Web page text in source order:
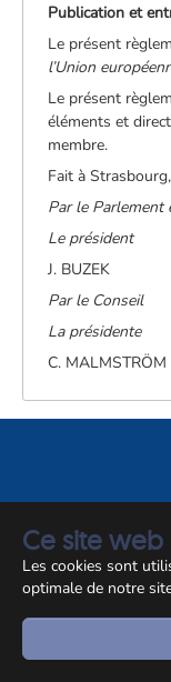
Ce site web
Les cookies sont
optimale de notre
Publication et
Le présent
l’Union
Le présent
éléments et
membre.
Fait à
Par le Parlement
Le président
J. BUZEK
Par le Conseil
La présidente
C. MALMSTRÖM